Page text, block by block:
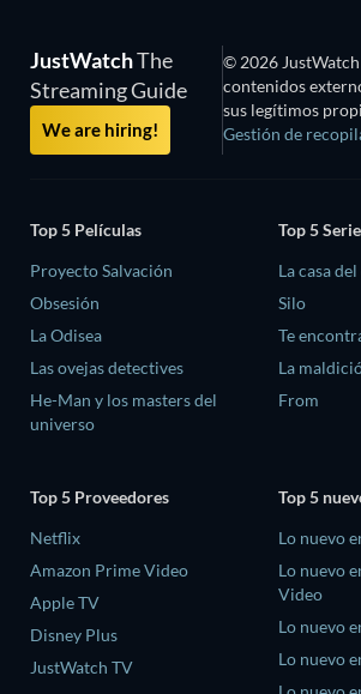
JustWatchThe
Streaming Guide
We are hiring!
© 2026 JustWatch
contenidos
sus legítimos
Gestión de
Top 5 Películas
Proyecto Salvación
Obsesión
La Odisea
Las ovejas detectives
He-Man y los masters del
universo
Top 5
La casa
Silo
Te
La
From
Top 5 Proveedores
Netflix
Amazon Prime Video
Apple TV
Disney Plus
JustWatch TV
Top 5
Lo nuevo
Lo nuevo
Video
Lo nuevo
Lo nuevo